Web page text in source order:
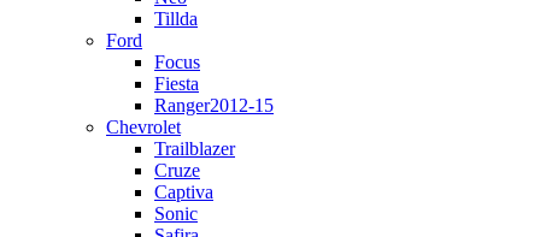
Tillda
Ford
Focus
Fiesta
Ranger2012-15
Chevrolet
Trailblazer
Cruze
Captiva
Sonic